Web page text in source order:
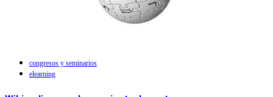
congresos y seminarios
elearning